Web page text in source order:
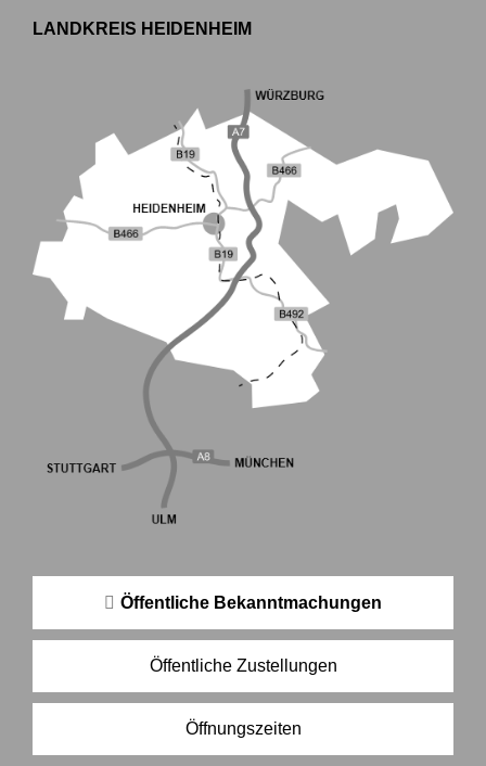
LANDKREIS HEIDENHEIM
Öffentliche Bekanntmachungen
Öffentliche Zustellungen
Öffnungszeiten